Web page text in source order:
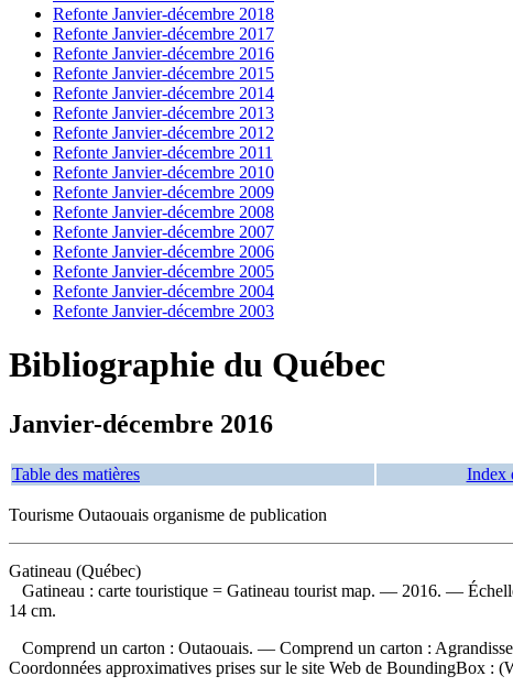
Refonte Janvier-décembre 2018
Refonte Janvier-décembre 2017
Refonte Janvier-décembre 2016
Refonte Janvier-décembre 2015
Refonte Janvier-décembre 2014
Refonte Janvier-décembre 2013
Refonte Janvier-décembre 2012
Refonte Janvier-décembre 2011
Refonte Janvier-décembre 2010
Refonte Janvier-décembre 2009
Refonte Janvier-décembre 2008
Refonte Janvier-décembre 2007
Refonte Janvier-décembre 2006
Refonte Janvier-décembre 2005
Refonte Janvier-décembre 2004
Refonte Janvier-décembre 2003
Bibliographie du Québec
Janvier-décembre 2016
Table des matières Index
Tourisme Outaouais organisme de publication
Gatineau (Québec)
Gatineau : carte touristique = Gatineau tourist map. — 2016. —
14 cm.
Comprend un carton : Outaouais. — Comprend un carton :
Coordonnées approximatives prises sur le site Web de